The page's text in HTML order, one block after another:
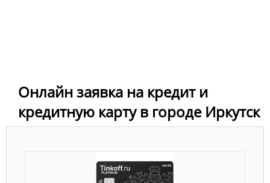
Онлайн заявка на кредит и
кредитную карту в городе Иркутск